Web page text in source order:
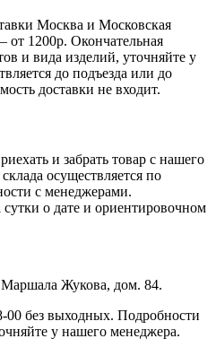
Москва и Московская
1200р. Окончательная
и вида изделий, уточняйте у
до подъезда или до
доставки не входит.
и забрать товар с нашего
осуществляется по
с менеджерами.
о дате и ориентировочном
Жукова, дом. 84.
00 без выходных. Подробности
у нашего менеджера.